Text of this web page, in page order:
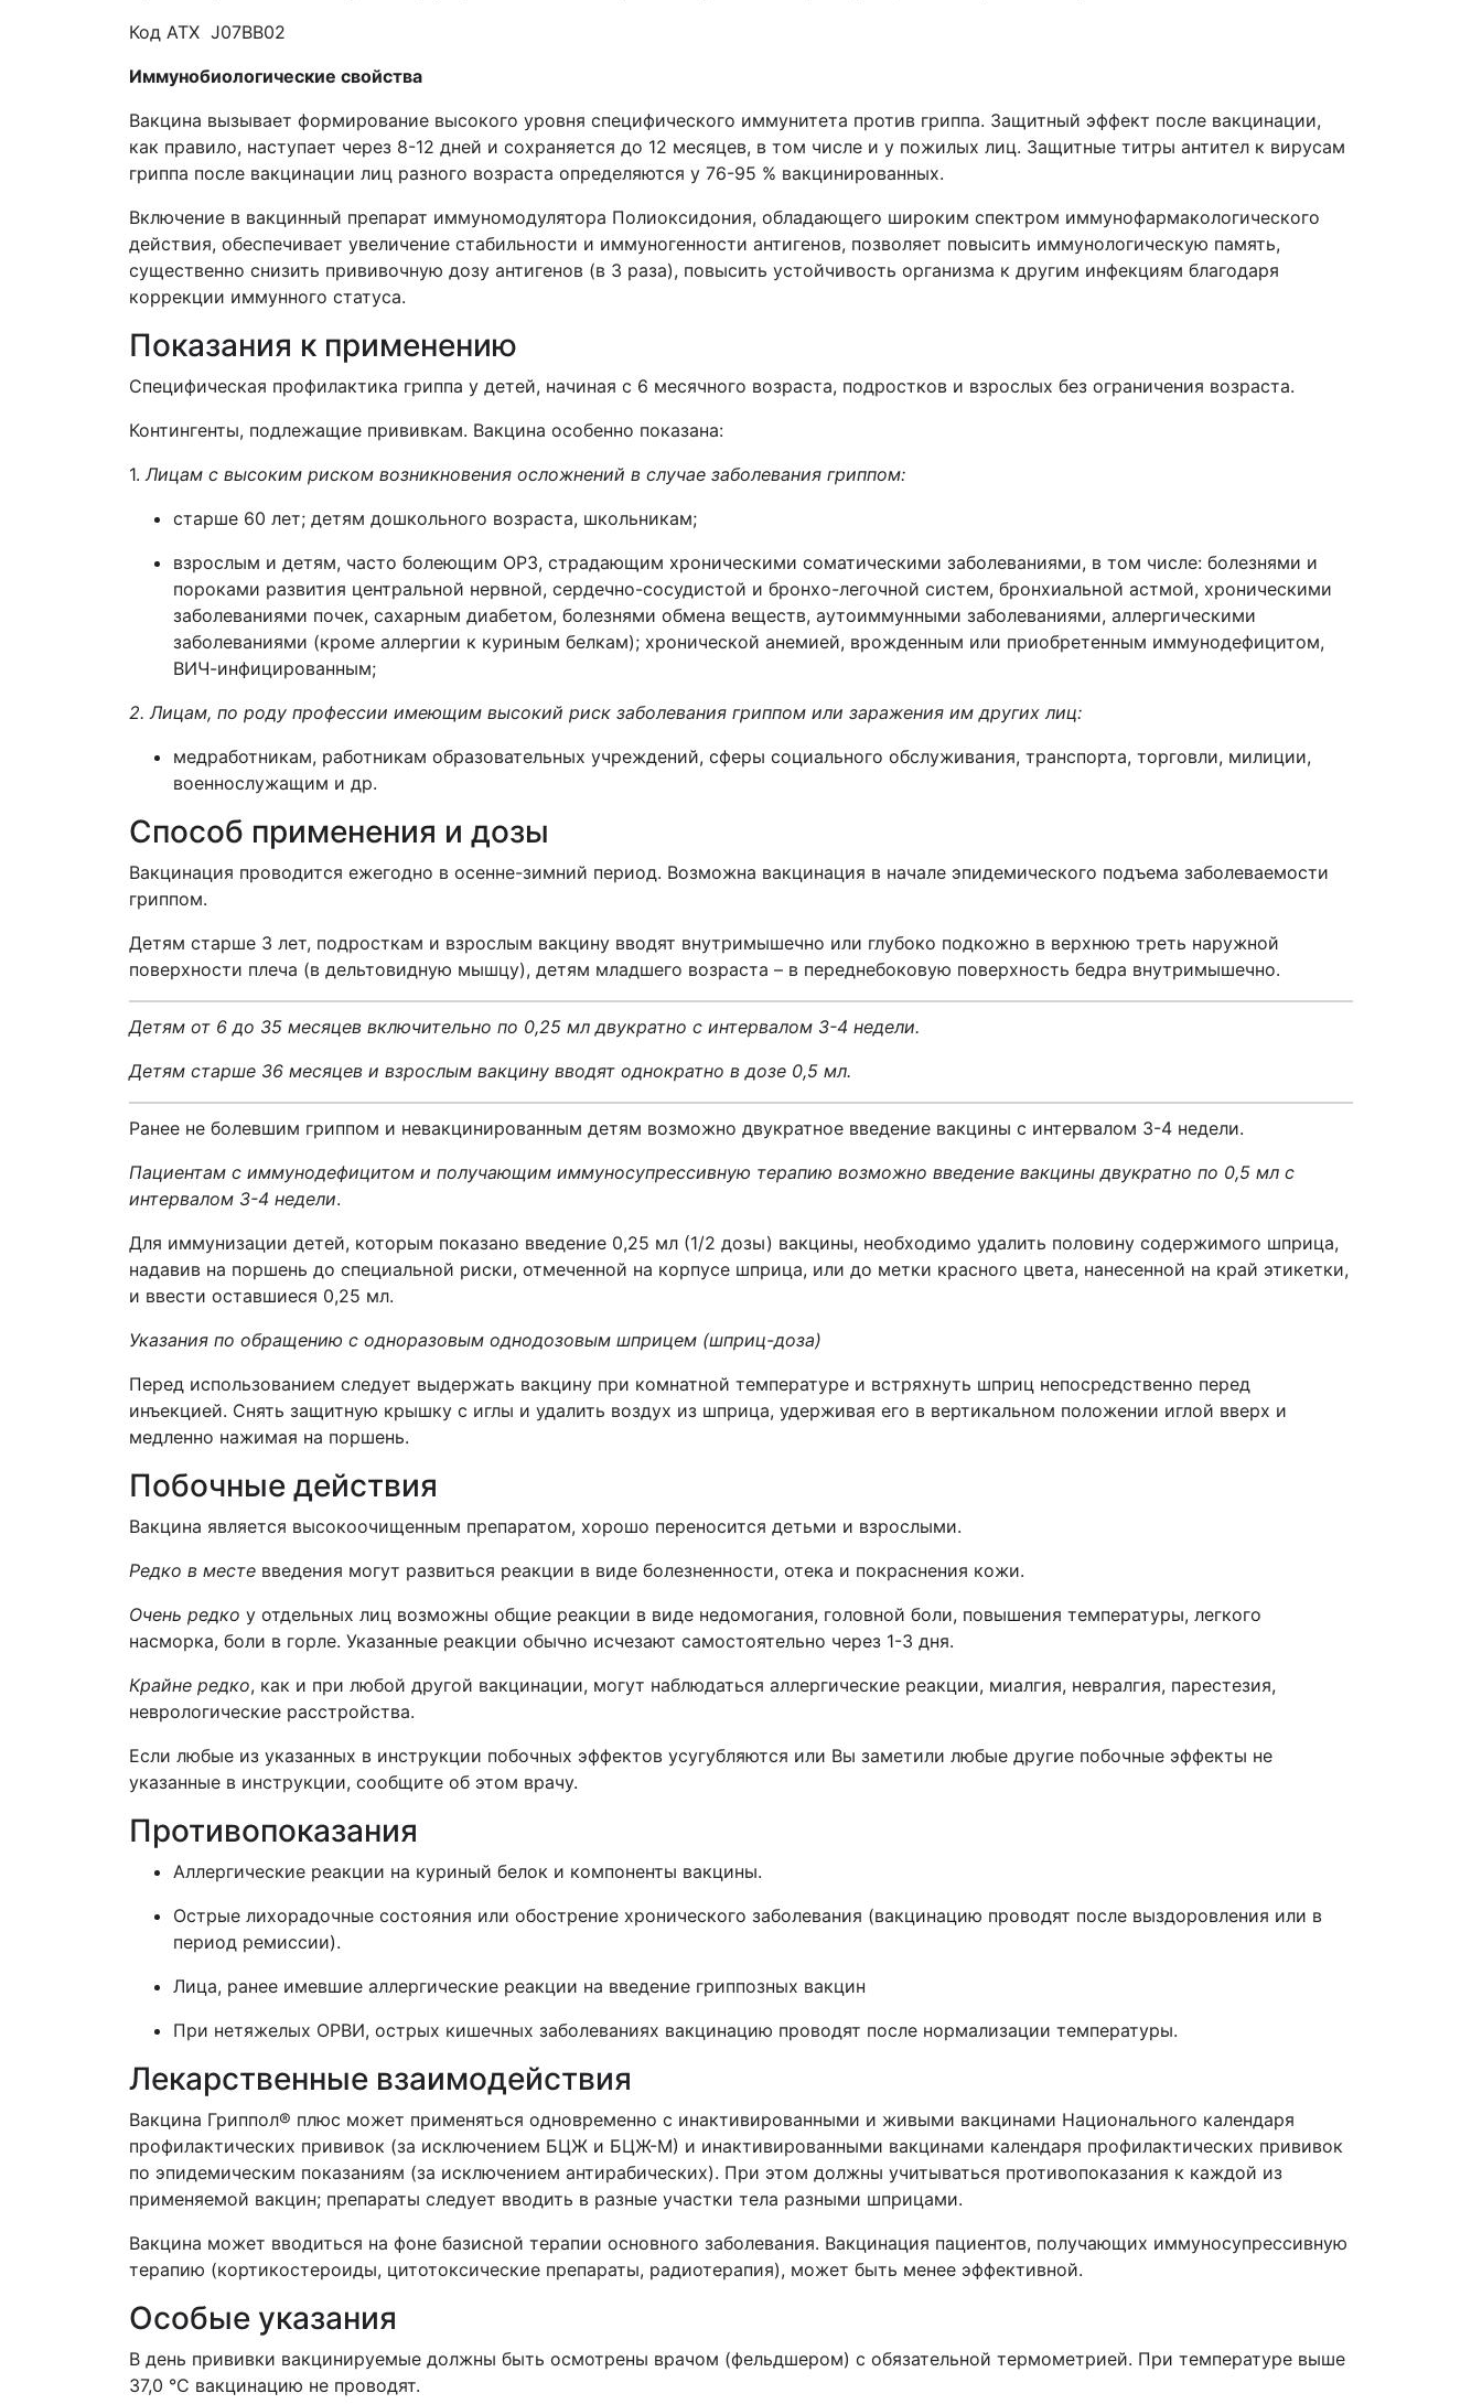
Код АТX J07BB02
Иммунобиологические свойства
Вакцина вызывает формирование высокого уровня специфического иммунитета против гриппа. Защитный эффект после вакцинации,
как правило, наступает через 8-12 дней и сохраняется до 12 месяцев, в том числе и у пожилых лиц. Защитные титры антител к вирусам
гриппа после вакцинации лиц разного возраста определяются у 76-95 % вакцинированных.
Включение в вакцинный препарат иммуномодулятора Полиоксидония, обладающего широким спектром иммунофармакологического
действия, обеспечивает увеличение стабильности и иммуногенности антигенов, позволяет повысить иммунологическую память,
существенно снизить прививочную дозу антигенов (в 3 раза), повысить устойчивость организма к другим инфекциям благодаря
коррекции иммунного статуса.
Показания к применению
Специфическая профилактика гриппа у детей, начиная с 6 месячного возраста, подростков и взрослых без ограничения возраста.
Контингенты, подлежащие прививкам. Вакцина особенно показана:
1.Лицам с высоким риском возникновения осложнений в случае заболевания гриппом:
старше 60 лет; детям дошкольного возраста, школьникам;
взрослым и детям, часто болеющим ОРЗ, страдающим хроническими соматическими заболеваниями, в том числе: болезнями и
пороками развития центральной нервной, сердечно-сосудистой и бронхо-легочной систем, бронхиальной астмой, хроническими
заболеваниями почек, сахарным диабетом, болезнями обмена веществ, аутоиммунными заболеваниями, аллергическими
заболеваниями (кроме аллергии к куриным белкам); хронической анемией, врожденным или приобретенным иммунодефицитом,
ВИЧ-инфицированным;
2. Лицам, по роду профессии имеющим высокий риск заболевания гриппом или заражения им других лиц:
медработникам, работникам образовательных учреждений, сферы социального обслуживания, транспорта, торговли, милиции,
военнослужащим и др.
Способ применения и дозы
Вакцинация проводится ежегодно в осенне-зимний период. Возможна вакцинация в начале эпидемического подъема заболеваемости
гриппом.
Детям старше 3 лет, подросткам и взрослым вакцину вводят внутримышечно или глубоко подкожно в верхнюю треть наружной
поверхности плеча (в дельтовидную мышцу), детям младшего возраста – в переднебоковую поверхность бедра внутримышечно.
Детям от 6 до 35 месяцев включительно по 0,25 мл двукратно с интервалом 3-4 недели.
Детям старше 36 месяцев и взрослым вакцину вводят однократно в дозе 0,5 мл.
Ранее не болевшим гриппом и невакцинированным детям возможно двукратное введение вакцины с интервалом 3-4 недели.
Пациентам с иммунодефицитом и получающим иммуносупрессивную терапию возможно введение вакцины двукратно по 0,5 мл с
интервалом 3-4 недели.
Для иммунизации детей, которым показано введение 0,25 мл (1/2 дозы) вакцины, необходимо удалить половину содержимого шприца,
надавив на поршень до специальной риски, отмеченной на корпусе шприца, или до метки красного цвета, нанесенной на край этикетки,
и ввести оставшиеся 0,25 мл.
Указания по обращению с одноразовым однодозовым шприцем (шприц-доза)
Перед использованием следует выдержать вакцину при комнатной температуре и встряхнуть шприц непосредственно перед
инъекцией. Снять защитную крышку с иглы и удалить воздух из шприца, удерживая его в вертикальном положении иглой вверх и
медленно нажимая на поршень.
Побочные действия
Вакцина является высокоочищенным препаратом, хорошо переносится детьми и взрослыми.
Редко в месте введения могут развиться реакции в виде болезненности, отека и покраснения кожи.
Очень редко у отдельных лиц возможны общие реакции в виде недомогания, головной боли, повышения температуры, легкого
насморка, боли в горле. Указанные реакции обычно исчезают самостоятельно через 1-3 дня.
Крайне редко, как и при любой другой вакцинации, могут наблюдаться аллергические реакции, миалгия, невралгия, парестезия,
неврологические расстройства.
Если любые из указанных в инструкции побочных эффектов усугубляются или Вы заметили любые другие побочные эффекты не
указанные в инструкции, сообщите об этом врачу.
Противопоказания
Аллергические реакции на куриный белок и компоненты вакцины.
Острые лихорадочные состояния или обострение хронического заболевания (вакцинацию проводят после выздоровления или в
период ремиссии).
Лица, ранее имевшие аллергические реакции на введение гриппозных вакцин
При нетяжелых ОРВИ, острых кишечных заболеваниях вакцинацию проводят после нормализации температуры.
Лекарственные взаимодействия
Вакцина Гриппол® плюс может применяться одновременно с инактивированными и живыми вакцинами Национального календаря
профилактических прививок (за исключением БЦЖ и БЦЖ-М) и инактивированными вакцинами календаря профилактических прививок
по эпидемическим показаниям (за исключением антирабических). При этом должны учитываться противопоказания к каждой из
применяемой вакцин; препараты следует вводить в разные участки тела разными шприцами.
Вакцина может вводиться на фоне базисной терапии основного заболевания. Вакцинация пациентов, получающих иммуносупрессивную
терапию (кортикостероиды, цитотоксические препараты, радиотерапия), может быть менее эффективной.
Особые указания
В день прививки вакцинируемые должны быть осмотрены врачом (фельдшером) с обязательной термометрией. При температуре выше
37,0 °С вакцинацию не проводят.